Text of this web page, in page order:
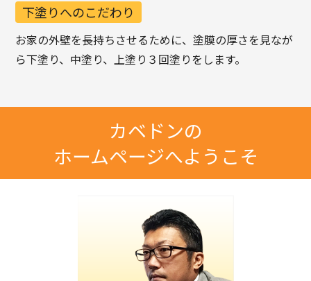
下塗りへのこだわり
お家の外壁を長持ちさせるために、塗膜の厚さを見なが
ら下塗り、中塗り、上塗り３回塗りをします。
カベドンの
ホームページへようこそ